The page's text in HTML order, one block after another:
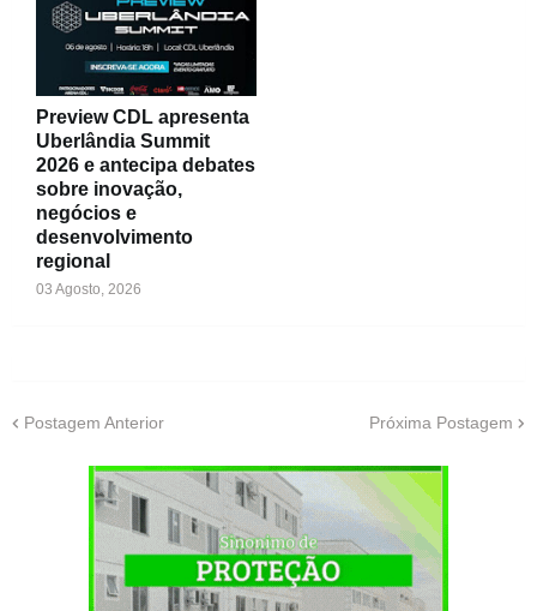
Preview CDL apresenta
Uberlândia Summit
2026 e antecipa debates
sobre inovação,
negócios e
desenvolvimento
regional
03 Agosto, 2026
Postagem Anterior Próxima Postagem